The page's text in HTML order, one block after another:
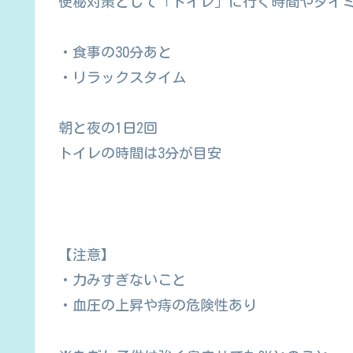
・食事の30分あと
・リラックスタイム
朝と夜の1日2回
トイレの時間は3分が目安
【注意】
・力みすぎないこと
・血圧の上昇や痔の危険性あり